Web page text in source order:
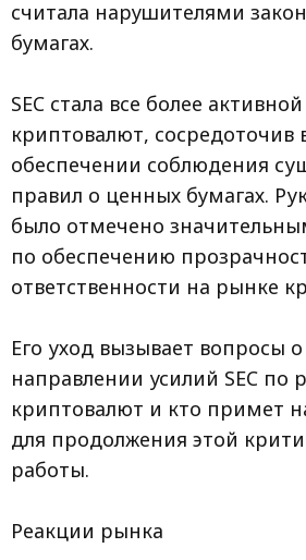
считала нарушителями
бумагах.
SEC стала все более
криптовалют, сосредоточив
обеспечении соблюдения
правил о ценных бумагах.
было отмечено
по обеспечению
ответственности на рынке
Его уход вызывает вопросы
направлении усилий SEC по
криптовалют и кто примет
для продолжения этой
работы.
Реакции рынка